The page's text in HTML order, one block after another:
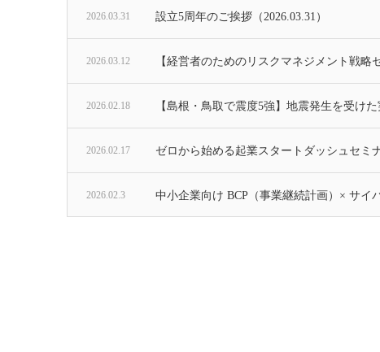
2026.03.31 設立5周年のご挨拶（2026.03.31）
2026.03.12 【経営者のためのリスクマネジメント戦略
2026.02.18 【島根・鳥取で震度5強】地震発生を受け
2026.02.17 ゼロから始める起業スタートダッシュセミ
2026.02.3 中小企業向け BCP（事業継続計画）× サイ